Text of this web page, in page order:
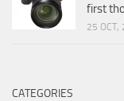
first
25 OCT,
CATEGORIES